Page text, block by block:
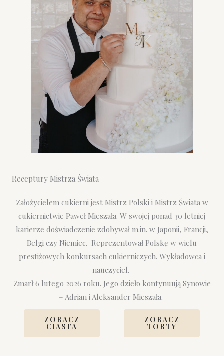
Receptury Mistrza Świata
Założycielem cukierni jest Mistrz Polski i Mistrz Świata w
cukiernictwie Paweł Mieszała. W swojej ponad 30 letniej
karierze doświadczenie zdobywał m.in. w Japonii, Francji,
Belgi czy Niemiec. Reprezentował Polskę w wielu
prestiżowych konkursach cukierniczych. Wykładowca i
nauczyciel.
Zmarł 6 lutego 2026 roku. Jego dzieło kontynuują Synowie
– Adrian i Aleksander Mieszała.
ZOBACZ
CIASTA
ZOBACZ
TORTY